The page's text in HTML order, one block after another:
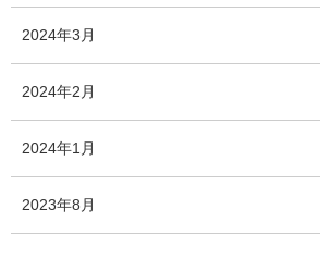
ー
ー
2024年3月
ー
2024年2月
ー
2024年1月
ー
2023年8月